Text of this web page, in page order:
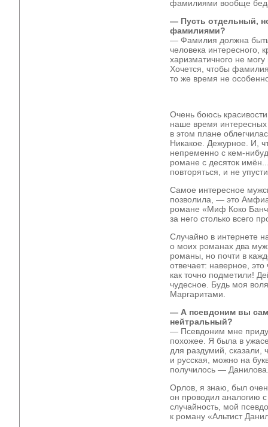
фамилиями вообще
— Пусть отдельный,
фамилиями?
— Фамилия должна
человека интересного,
харизматичного не
Хочется, чтобы
то же время не
Очень боюсь
наше время
в этом плане
Никакое. Дежурное. И,
непременно с кем-
романе с десяток
повторяться, и не
Самое интересное
позволила, — это
романе «Миф Коко
за него столько всего
Случайно в интернете
о моих романах два
романы, но почти в
отвечает: наверное,
как точно подметили!
чудесное. Будь моя
Маргаритами.
— А псевдоним вы
нейтральный?
— Псевдоним мне
похожее. Я была в
для раздумий,
и русская, можно на
получилось —
Орлов, я знаю, был
он проводил аналогию
случайность, мой
к роману «Альтист